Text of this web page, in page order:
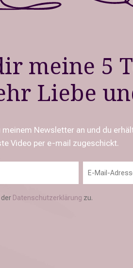
meine 5
Liebe
meinem Newsletter an und du
Video per e-mail zugeschickt.
der Datenschutzerklärung zu.